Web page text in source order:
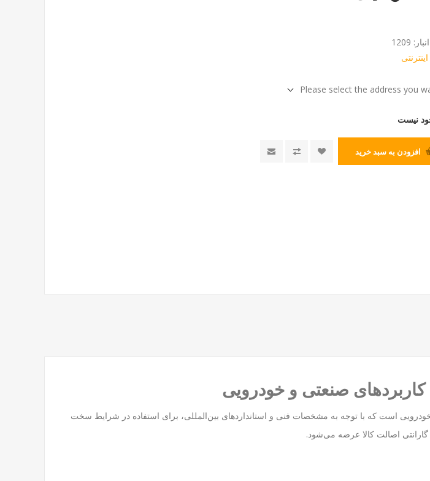
1209
اینترنتی
Please select the address you
نیست
افزودن به سبد خرید
و خودرویی است که با توجه به مشخصات فنی و استانداردهای بین‌المللی، برای استفاده در شرایط سخت